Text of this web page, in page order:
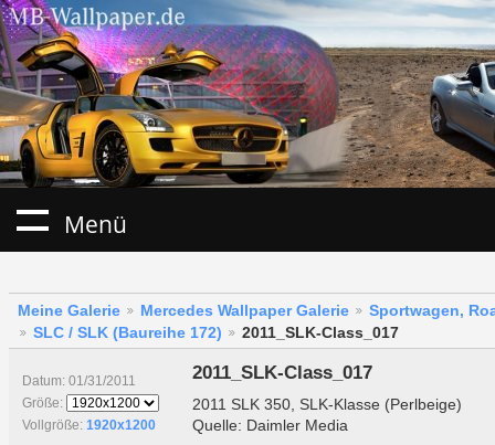
Menü
Meine Galerie Mercedes Wallpaper Galerie
Sportwagen,
SLC / SLK (Baureihe 172)
2011_SLK-Class_017
Datum: 01/31/2011
Größe:
Vollgröße: 1920x1200
2011_SLK-Class_017
2011 SLK 350, SLK-Klasse (Perlbeige)
Quelle: Daimler Media